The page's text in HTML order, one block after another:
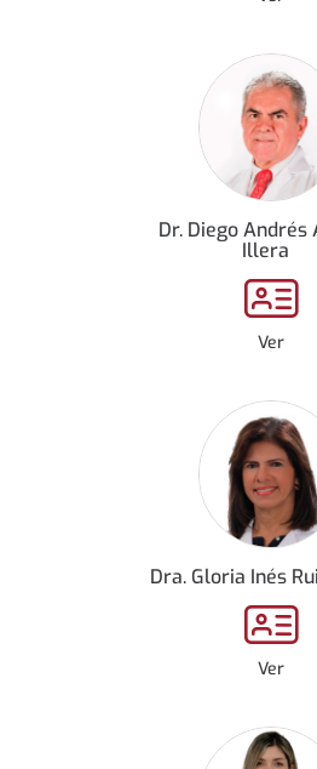
Dr. Diego Andrés
Illera
Ver
Dra. Gloria Inés
Ver